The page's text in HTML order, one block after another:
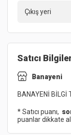
Çıkış yeri
Satıcı
Banayeni
BANAYENİ BİLGİ
* Satıcı puanı,
puanlar dikkate